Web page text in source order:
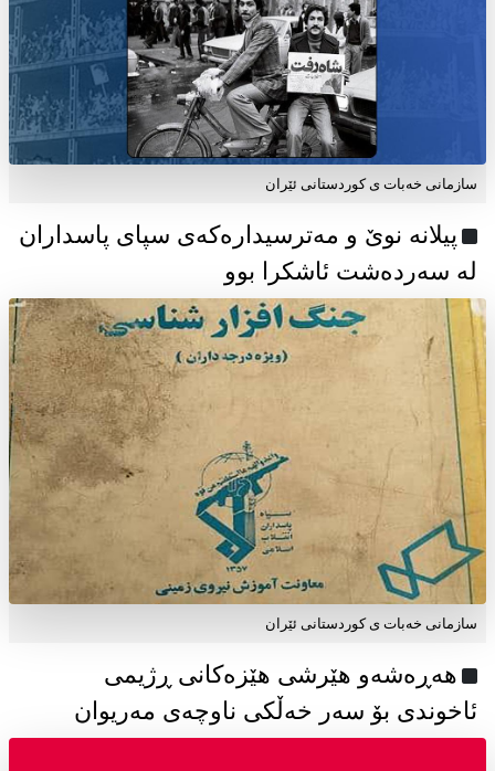
سازمانی خەبات ی كوردستانی ئێران
پیلانە نوێ و مەترسیدارەکەی سپای پاسداران
لە سەردەشت ئاشکرا بوو
سازمانی خەبات ی كوردستانی ئێران
هەڕەشەو هێرشی هێزەکانی ڕژیمی
ئاخوندی بۆ سەر خەڵکی ناوچەی مەریوان